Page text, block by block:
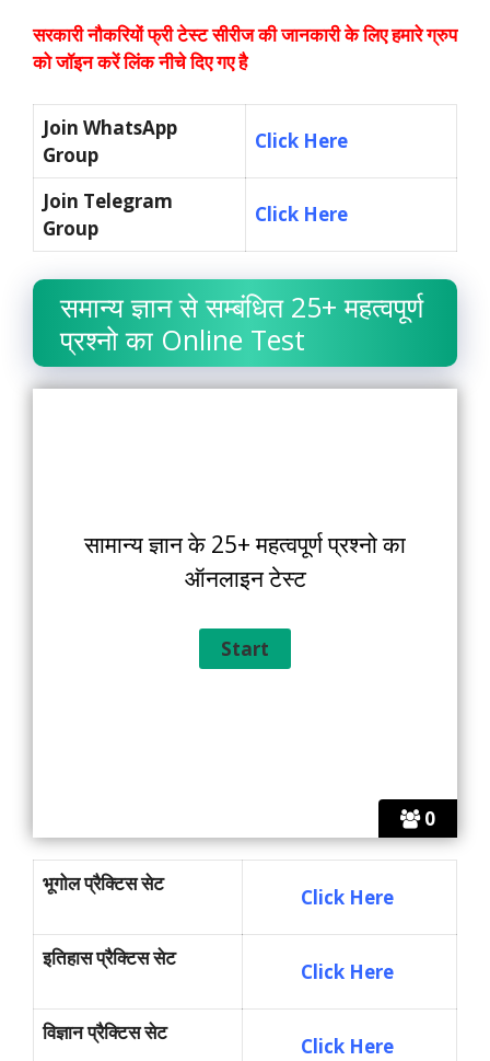
सरकारी नौकरियों फ्री टेस्ट सीरीज की जानकारी के लिए हमारे ग्रुप
को जॉइन करें लिंक नीचे दिए गए है
Join WhatsApp
Group
Click Here
Join Telegram
Group
Click Here
समान्य ज्ञान से सम्बंधित 25+ महत्वपूर्ण
प्रश्नो का Online Test
0
सामान्य ज्ञान के 25+ महत्वपूर्ण प्रश्नो का
ऑनलाइन टेस्ट
भूगोल प्रैक्टिस सेट
Click Here
इतिहास प्रैक्टिस सेट
Click Here
विज्ञान प्रैक्टिस सेट
Click Here